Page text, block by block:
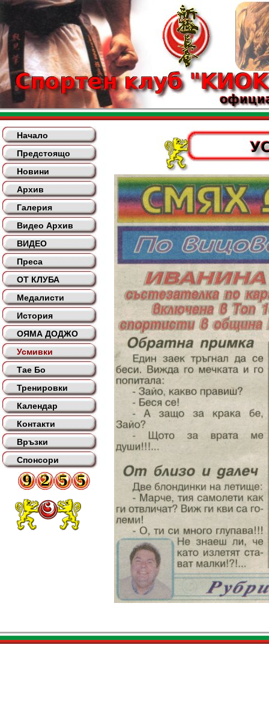
Начало
Предстоящо
Новини
Архив
Галерия
Видео Архив
ВИДЕО
Преса
ОТ КЛУБА
Медалисти
История
ОЯМА ДОДЖО
Усмивки
Тае Бо
Тренировки
Календар
Контакти
Връзки
Спонсори